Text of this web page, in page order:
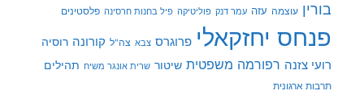
בורין עוצמה עזה עמר דנק פוליטיקה פיל בחנות חרסינה פלסטינים
פנחס יחזקאלי פרוגרס צבא צה"ל קורונה רוסיה
רועי צזנה רפורמה משפטית שיטור שרית אונגר משיח תהילים
תרבות ארגונית